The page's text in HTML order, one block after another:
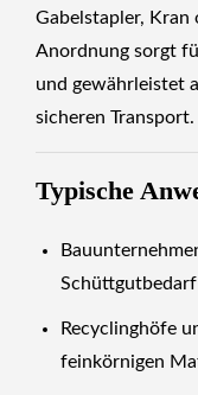
Gabelstapler, Kran
Anordnung sorgt
und gewährleistet
sicheren Transport.
Typische
Schüttgutbedarf
Recyclinghöfe
feinkörnigen